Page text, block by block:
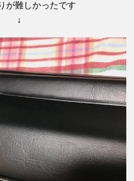
が難しかったです
↓